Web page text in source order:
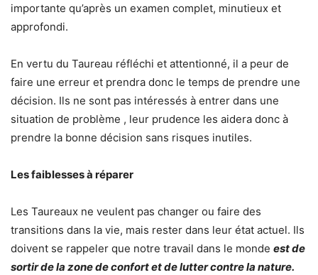
importante qu’après un examen complet, minutieux et
approfondi.
En vertu du Taureau réfléchi et attentionné, il a peur de
faire une erreur et prendra donc le temps de prendre une
décision. Ils ne sont pas intéressés à entrer dans une
situation de problème , leur prudence les aidera donc à
prendre la bonne décision sans risques inutiles.
Les faiblesses à réparer
Les Taureaux ne veulent pas changer ou faire des
transitions dans la vie, mais rester dans leur état actuel. Ils
doivent se rappeler que notre travail dans le monde est de
sortir de la zone de confort et de lutter contre la nature.